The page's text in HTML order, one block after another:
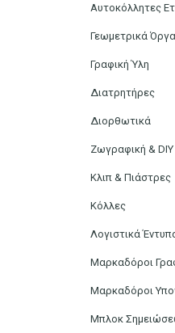
Αυτοκόλλητες
Γεωμετρικά
Γραφική Ύλη
Διατρητήρες
Διορθωτικά
Ζωγραφική & DIY
Κλιπ & Πιάστρες
Κόλλες
Λογιστικά
Μαρκαδόροι
Μαρκαδόροι
Μπλοκ